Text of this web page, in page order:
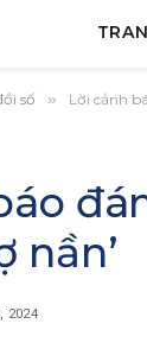
số » Lời cảnh
nần’
2024